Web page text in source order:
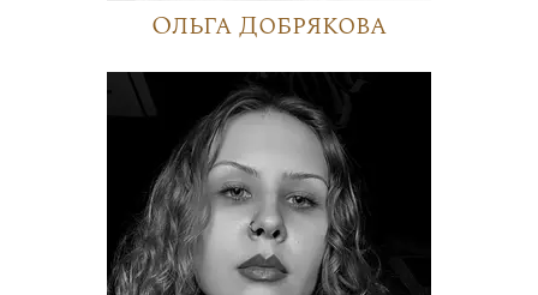
Ольга Добрякова